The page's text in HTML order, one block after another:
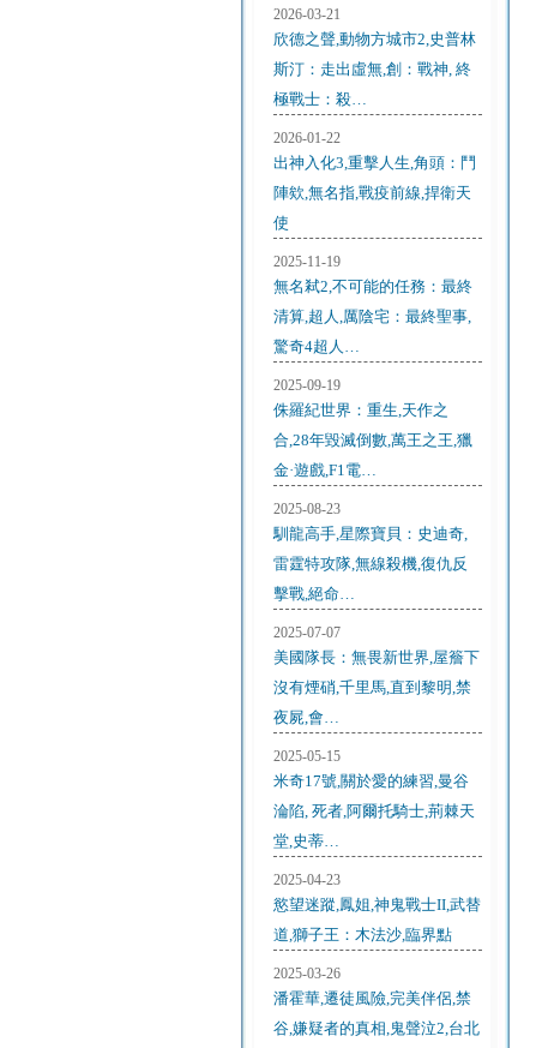
2026-03-21
欣德之聲,動物方城市2,史普林
斯汀：走出虛無,創：戰神, 終
極戰士：殺…
2026-01-22
出神入化3,重擊人生,角頭：鬥
陣欸,無名指,戰疫前線,捍衛天
使
2025-11-19
無名弒2,不可能的任務：最終
清算,超人,厲陰宅：最終聖事,
驚奇4超人…
2025-09-19
侏羅紀世界：重生,天作之
合,28年毀滅倒數,萬王之王,獵
金·遊戲,F1電…
2025-08-23
馴龍高手,星際寶貝：史迪奇,
雷霆特攻隊,無線殺機,復仇反
擊戰,絕命…
2025-07-07
美國隊長：無畏新世界,屋簷下
沒有煙硝,千里馬,直到黎明,禁
夜屍,會…
2025-05-15
米奇17號,關於愛的練習,曼谷
淪陷, 死者,阿爾托騎士,荊棘天
堂,史蒂…
2025-04-23
慾望迷蹤,鳳姐,神鬼戰士II,武替
道,獅子王：木法沙,臨界點
2025-03-26
潘霍華,遷徒風險,完美伴侶,禁
谷,嫌疑者的真相,鬼聲泣2,台北